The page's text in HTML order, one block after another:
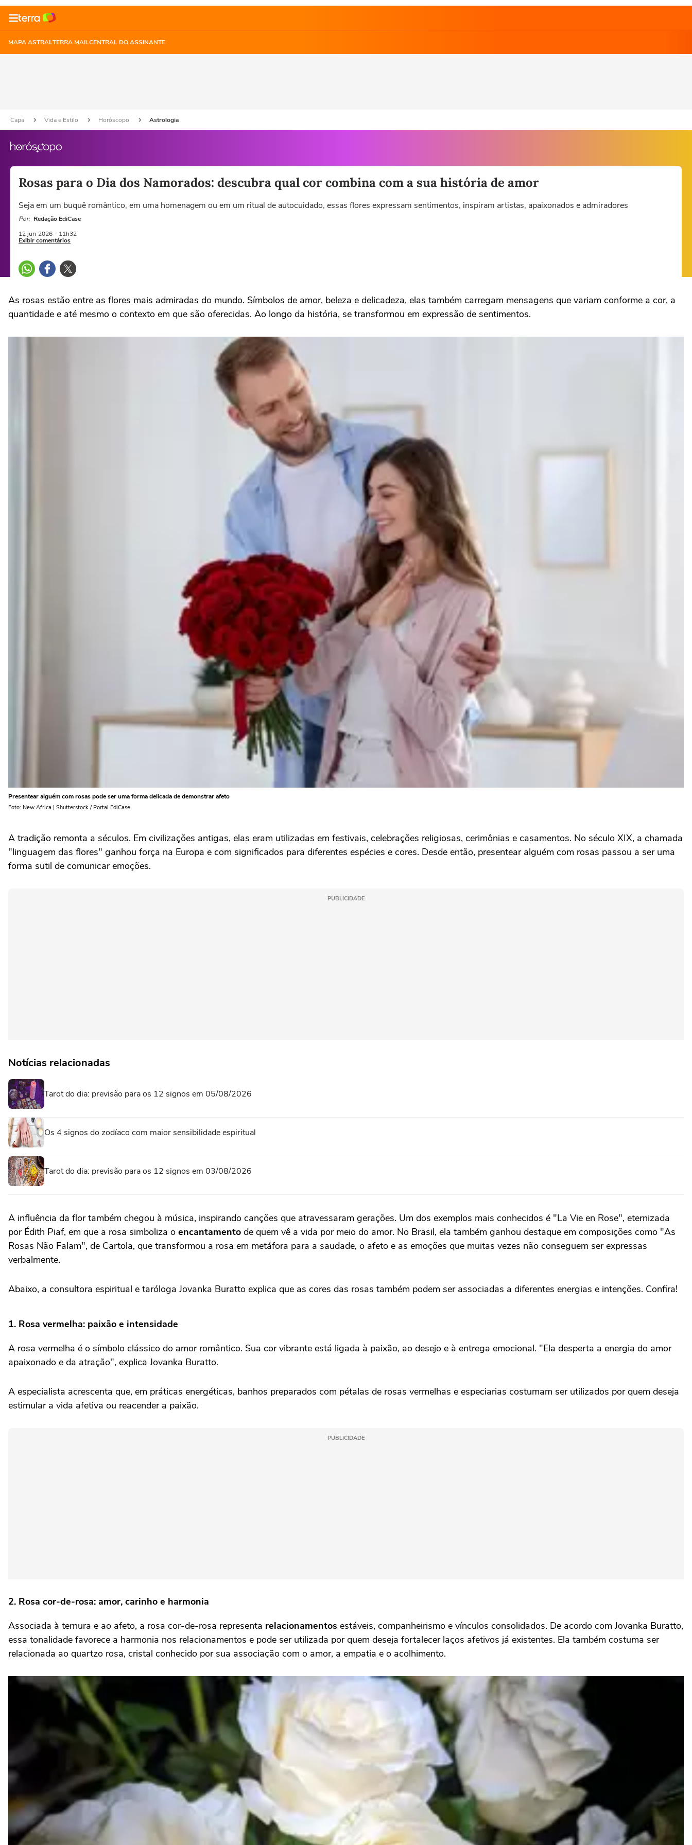
MAPA ASTRALTERRA MAILCENTRAL DO ASSINANTE
Capa Vida e Estilo Horóscopo Astrologia
Rosas para o Dia dos Namorados: descubra qual cor combina com a sua história de amor
Seja em um buquê romântico, em uma homenagem ou em um ritual de autocuidado, essas flores expressam sentimentos, inspiram artistas, apaixonados e admiradores
Por: Redação EdiCase
12 jun 2026 - 11h32
Exibir comentários
As rosas estão entre as flores mais admiradas do mundo. Símbolos de amor, beleza e delicadeza, elas também carregam mensagens que variam conforme a cor, a
quantidade e até mesmo o contexto em que são oferecidas. Ao longo da história, se transformou em expressão de sentimentos.
Presentear alguém com rosas pode ser uma forma delicada de demonstrar afeto
Foto: New Africa | Shutterstock / Portal EdiCase
A tradição remonta a séculos. Em civilizações antigas, elas eram utilizadas em festivais, celebrações religiosas, cerimônias e casamentos. No século XIX, a chamada
"linguagem das flores" ganhou força na Europa e com significados para diferentes espécies e cores. Desde então, presentear alguém com rosas passou a ser uma
forma sutil de comunicar emoções.
PUBLICIDADE
Notícias relacionadas
Tarot do dia: previsão para os 12 signos em 05/08/2026
Os 4 signos do zodíaco com maior sensibilidade espiritual
Tarot do dia: previsão para os 12 signos em 03/08/2026
A influência da flor também chegou à música, inspirando canções que atravessaram gerações. Um dos exemplos mais conhecidos é "La Vie en Rose", eternizada
por Édith Piaf, em que a rosa simboliza o encantamento de quem vê a vida por meio do amor. No Brasil, ela também ganhou destaque em composições como "As
Rosas Não Falam", de Cartola, que transformou a rosa em metáfora para a saudade, o afeto e as emoções que muitas vezes não conseguem ser expressas
verbalmente.
Abaixo, a consultora espiritual e taróloga Jovanka Buratto explica que as cores das rosas também podem ser associadas a diferentes energias e intenções. Confira!
1. Rosa vermelha: paixão e intensidade
A rosa vermelha é o símbolo clássico do amor romântico. Sua cor vibrante está ligada à paixão, ao desejo e à entrega emocional. "Ela desperta a energia do amor
apaixonado e da atração", explica Jovanka Buratto.
A especialista acrescenta que, em práticas energéticas, banhos preparados com pétalas de rosas vermelhas e especiarias costumam ser utilizados por quem deseja
estimular a vida afetiva ou reacender a paixão.
PUBLICIDADE
2. Rosa cor-de-rosa: amor, carinho e harmonia
Associada à ternura e ao afeto, a rosa cor-de-rosa representa relacionamentos estáveis, companheirismo e vínculos consolidados. De acordo com Jovanka Buratto,
essa tonalidade favorece a harmonia nos relacionamentos e pode ser utilizada por quem deseja fortalecer laços afetivos já existentes. Ela também costuma ser
relacionada ao quartzo rosa, cristal conhecido por sua associação com o amor, a empatia e o acolhimento.